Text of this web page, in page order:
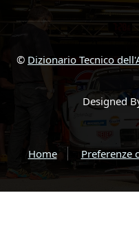
© Dizionario Tecnico
Designed
Home Preferenze